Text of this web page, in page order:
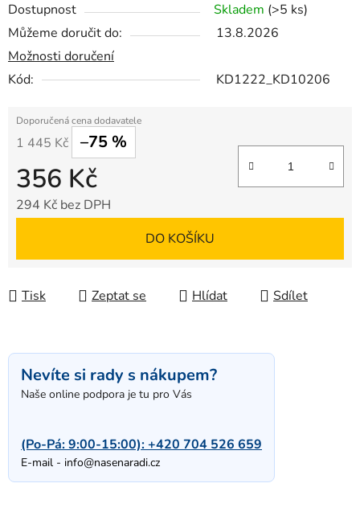
Dostupnost Skladem (>5 ks)
Můžeme doručit do:
13.8.2026
Možnosti doručení
Kód:
KD1222_KD10206
1 445 Kč –75 %
356 Kč
294 Kč bez DPH
DO KOŠÍKU
Tisk Zeptat se Hlídat Sdílet
Nevíte si rady s nákupem?
Naše online podpora je tu pro Vás
(Po-Pá: 9:00-15:00):+420 704 526 659
E-mail - info@nasenaradi.cz